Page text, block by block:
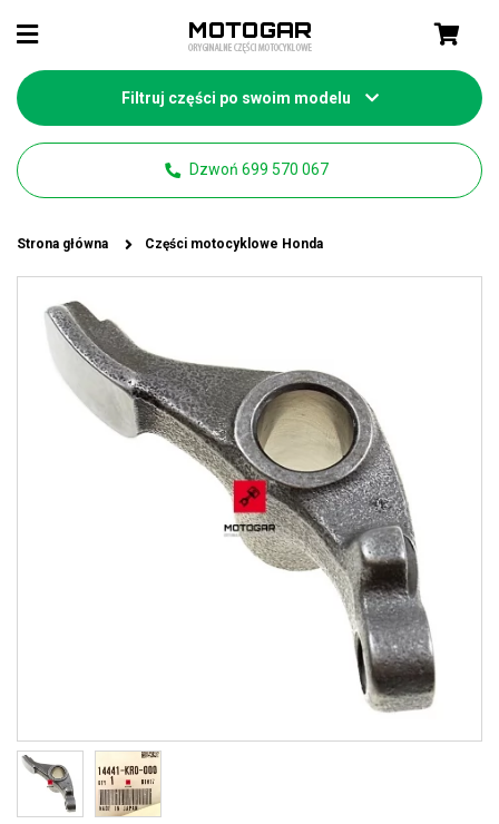
Filtruj części po swoim modelu
Dzwoń 699 570 067
Strona główna Części motocyklowe Honda